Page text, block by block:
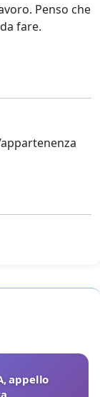
Penso che
fare.
appello